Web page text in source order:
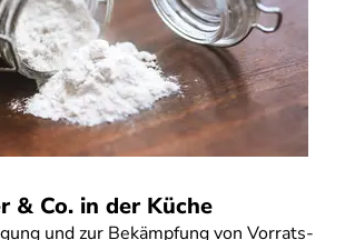
& Co. in der Küche
und zur Bekämpfung von Vorrats-